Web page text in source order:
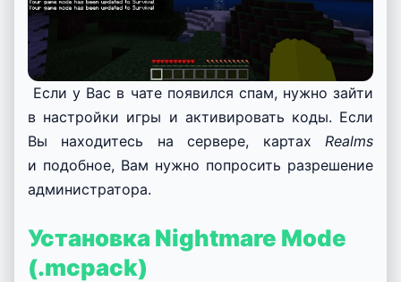
Если у Вас в чате появился спам, нужно зайти
в настройки игры и активировать коды. Если
Вы находитесь на сервере, картах Realms
и подобное, Вам нужно попросить разрешение
администратора.
Установка Nightmare Mode
(.mcpack)